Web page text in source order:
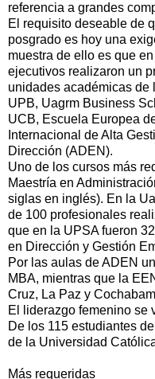
referencia a grandes
El requisito deseable de
posgrado es hoy una
muestra de ello es que
ejecutivos realizaron un
unidades académicas de
UPB, Uagrm Business
UCB, Escuela Europea
Internacional de Alta
Dirección (ADEN).
Uno de los cursos más
Maestría en
siglas en inglés). En la
de 100 profesionales
que en la UPSA fueron
en Dirección y Gestión
Por las aulas de ADEN
MBA, mientras que la
Cruz, La Paz y
El liderazgo femenino se
De los 115 estudiantes
de la Universidad
Más requeridas